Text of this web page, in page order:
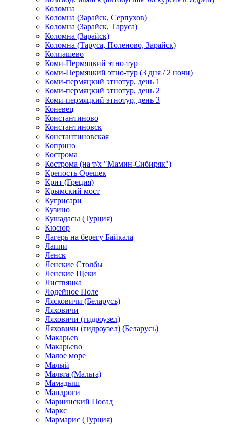
Коломна
Коломна (Зарайск, Серпухов)
Коломна (Зарайск, Таруса)
Коломна (Зарайск)
Коломна (Таруса, Поленово, Зарайск)
Колпашево
Коми-Пермяцкий этно-тур
Коми-Пермяцкий этно-тур (3 дня / 2 ночи)
Коми-пермяцкий этнотур, день 1
Коми-пермяцкий этнотур, день 2
Коми-пермяцкий этнотур, день 3
Коневец
Константиново
Константиновск
Константиновская
Коприно
Кострома
Кострома (на т/х "Мамин-Сибиряк")
Крепость Орешек
Крит (Греция)
Крымский мост
Кугрисари
Кузино
Кушадасы (Турция)
Кюсюр
Лагерь на берегу Байкала
Лаппи
Ленск
Ленские Столбы
Ленские Щеки
Листвянка
Лодейное Поле
Лясковичи (Беларусь)
Ляховичи
Ляховичи (гидроузел)
Ляховичи (гидроузел) (Беларусь)
Макарьев
Макарьево
Малое море
Малый
Мальта (Мальта)
Мамадыш
Мандроги
Мариинский Посад
Маркс
Мармарис (Турция)